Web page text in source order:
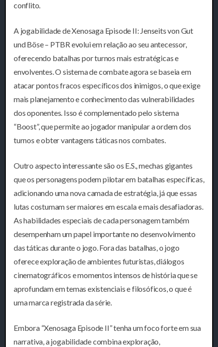
conflito.
A jogabilidade de Xenosaga Episode II: Jenseits von Gut
und Böse – PTBR evolui em relação ao seu antecessor,
oferecendo batalhas por turnos mais estratégicas e
envolventes. O sistema de combate agora se baseia em
atacar pontos fracos específicos dos inimigos, o que exige
mais planejamento e conhecimento das vulnerabilidades
dos oponentes. Isso é complementado pelo sistema
“Boost”, que permite ao jogador manipular a ordem dos
turnos e obter vantagens táticas nos combates.
Outro aspecto interessante são os E.S., mechas gigantes
que os personagens podem pilotar em batalhas específicas,
adicionando uma nova camada de estratégia, já que essas
lutas costumam ser maiores em escala e mais desafiadoras.
As habilidades especiais de cada personagem também
desempenham um papel importante no desenvolvimento
das táticas durante o jogo. Fora das batalhas, o jogo
oferece exploração de ambientes futuristas, diálogos
cinematográficos e momentos intensos de história que se
aprofundam em temas existenciais e filosóficos, o que é
uma marca registrada da série.
Embora “Xenosaga Episode II” tenha um foco forte em sua
narrativa, a jogabilidade combina exploração,